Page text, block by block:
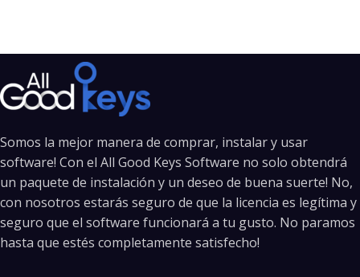
Somos la mejor manera de comprar, instalar y usar
software! Con el All Good Keys Software no solo obtendrá
un paquete de instalación y un deseo de buena suerte! No,
con nosotros estarás seguro de que la licencia es legítima y
seguro que el software funcionará a tu gusto. No paramos
hasta que estés completamente satisfecho!